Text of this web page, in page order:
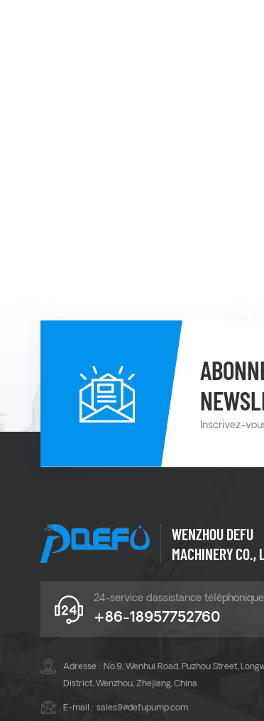
Inscrivez-
WENZHOU DEFU
MACHINERY CO.,
24-service dassistance
+86-18957752760
Adresse : No.9, Wenhui Road, Puzhou Street,
District, Wenzhou, Zhejiang, China
E-mail : sales9@defupump.com